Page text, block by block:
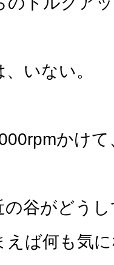
いない。
かけ
谷がどう
えば何も気